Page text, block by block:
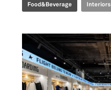
Food&Beverage Interiors